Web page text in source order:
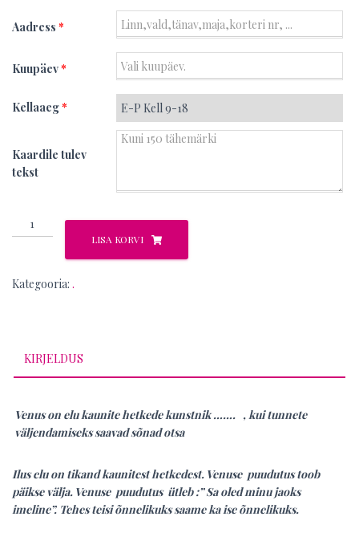
Aadress *
Kuupäev*
Kellaaeg*
Kaardile tulev
tekst
Venus
kogus
LISA KORVI
Kategooria: .
KIRJELDUS
Venus on elu kaunite hetkede kunstnik ……. , kui tunnete
väljendamiseks saavad sõnad otsa
Ilus elu on tikand kaunitest hetkedest. Venuse puudutus toob
päikse välja. Venuse puudutus ütleb :” Sa oled minu jaoks
imeline”. Tehes teisi õnnelikuks saame ka ise õnnelikuks.